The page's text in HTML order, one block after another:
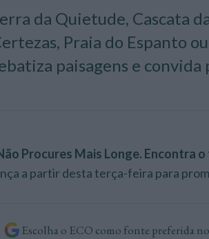
da Quietude, Cascata
Praia do Espanto
paisagens e convida
Procures Mais Longe. Encontra o
a partir desta terça-feira para
Escolha o ECO como fonte preferida